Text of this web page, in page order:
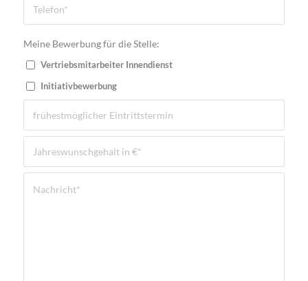
Meine Bewerbung für die Stelle:
Vertriebsmitarbeiter Innendienst
Initiativbewerbung